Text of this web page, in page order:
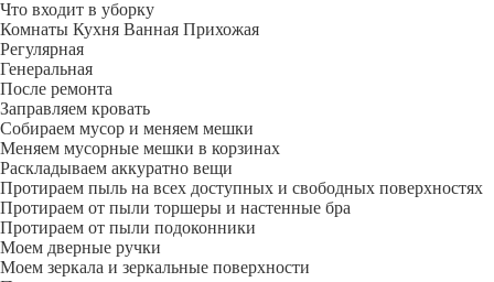
Что входит в уборку
Регу­лярная
Гене­ральная
После ремонта
Заправляем кровать
Собираем мусор и меняем мешки
Меняем мусорные мешки в корзинах
Раскладываем аккуратно вещи
Протираем пыль на всех доступных и свободных поверхностях
Протираем от пыли торшеры и настенные бра
Протираем от пыли подоконники
Моем дверные ручки
Моем зеркала и зеркальные поверхности